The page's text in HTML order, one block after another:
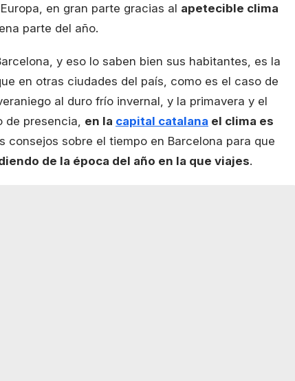
en gran parte gracias al apetecible clima
parte del año.
y eso lo saben bien sus habitantes, es la
en otras ciudades del país, como es el caso de
al duro frío invernal, y la primavera y el
presencia, en la capital catalana el clima es
consejos sobre el tiempo en Barcelona para que
de la época del año en la que viajes.